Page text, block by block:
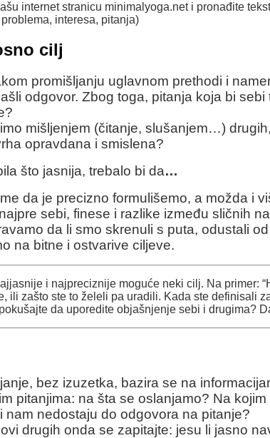
internet stranicu minimalyoga.net i pronađite
interesa, pitanja)
cilj
promišljanju uglavnom prethodi i
odgovor. Zbog toga, pitanja koja bi
mišljenjem (čitanje, slušanjem…)
opravdana i smislena?
što jasnija, trebalo bi da…
da je precizno formulišemo, a možda i
sebi, finese i razlike između sličnih
da li smo skrenuli s puta, odustali
na bitne i ostvarive ciljeve.
i najpreciznije moguće neki cilj. Na primer:
ili zašto ste to želeli pa uradili. Kada ste definisali
da uporedite objašnjenje sebi i drugima?
bez izuzetka, bazira se na
pitanjima: na šta se oslanjamo? Na
nam nedostaju do odgovora na pitanje?
drugih onda se zapitajte: jesu li jasno